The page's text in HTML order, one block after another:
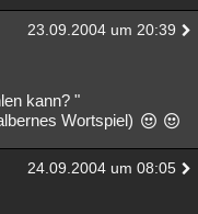
23.09.2004 um 20:39
kann? "
Wortspiel)
24.09.2004 um 08:05